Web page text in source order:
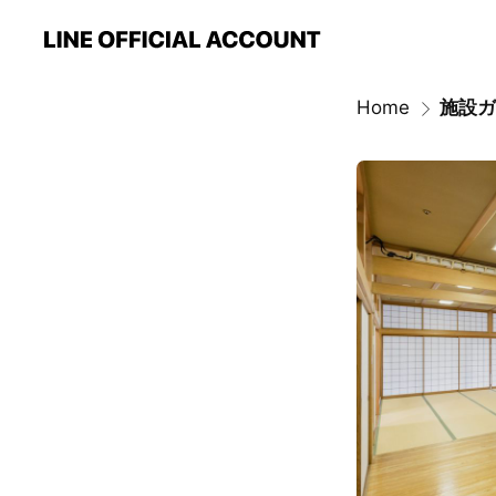
Home 施設